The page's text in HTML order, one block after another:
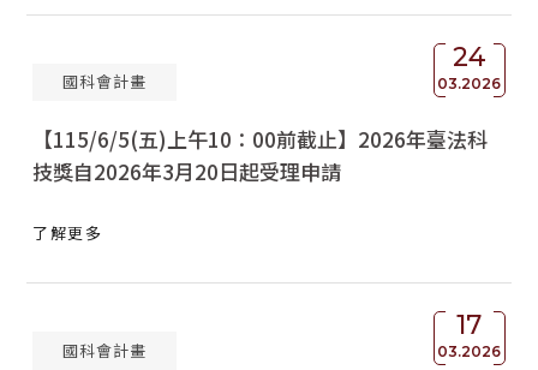
24
03.2026
國科會計畫
【115/6/5(五)上午10：00前截止】2026年臺法科
技獎自2026年3月20日起受理申請
了解更多
17
03.2026
國科會計畫